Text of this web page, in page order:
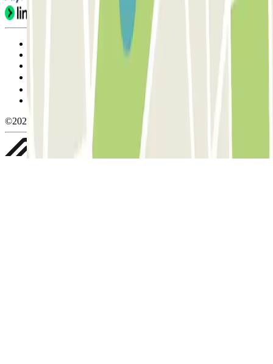
Condiciones de uso y contratación
Condiciones de cancelación
Política de cookies
Política de privacidad
©2026 Parclick. All rights reserved